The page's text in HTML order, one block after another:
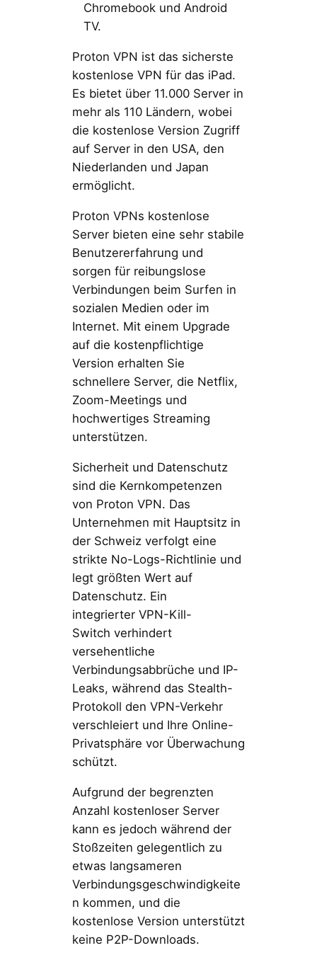
Chromebook und Android
TV.
Proton VPN ist das sicherste
kostenlose VPN für das iPad.
Es bietet über 11.000 Server in
mehr als 110 Ländern, wobei
die kostenlose Version Zugriff
auf Server in den USA, den
Niederlanden und Japan
ermöglicht.
Proton VPNs kostenlose
Server bieten eine sehr stabile
Benutzererfahrung und
sorgen für reibungslose
Verbindungen beim Surfen in
sozialen Medien oder im
Internet. Mit einem Upgrade
auf die kostenpflichtige
Version erhalten Sie
schnellere Server, die Netflix,
Zoom-Meetings und
hochwertiges Streaming
unterstützen.
Sicherheit und Datenschutz
sind die Kernkompetenzen
von Proton VPN. Das
Unternehmen mit Hauptsitz in
der Schweiz verfolgt eine
strikte No-Logs-Richtlinie und
legt größten Wert auf
Datenschutz. Ein
integrierter VPN-Kill-
Switch verhindert
versehentliche
Verbindungsabbrüche und IP-
Leaks, während das Stealth-
Protokoll den VPN-Verkehr
verschleiert und Ihre Online-
Privatsphäre vor Überwachung
schützt.
Aufgrund der begrenzten
Anzahl kostenloser Server
kann es jedoch während der
Stoßzeiten gelegentlich zu
etwas langsameren
Verbindungsgeschwindigkeite
n kommen, und die
kostenlose Version unterstützt
keine P2P-Downloads.